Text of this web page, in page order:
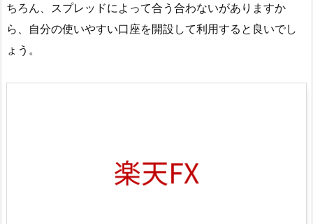
ちろん、スプレッドによって合う合わないがありますか
ら、自分の使いやすい口座を開設して利用すると良いでし
ょう。